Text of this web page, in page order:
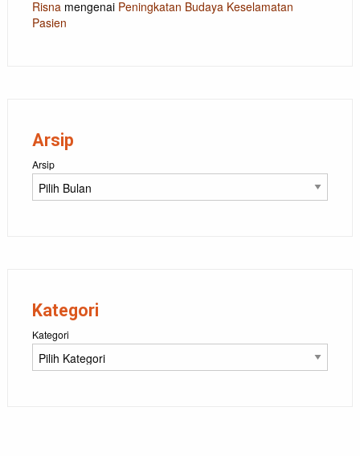
Risnamengenai Peningkatan Budaya Keselamatan
Pasien
Arsip
Arsip
Kategori
Kategori